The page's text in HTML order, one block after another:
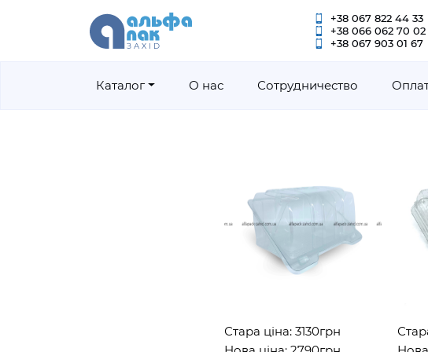
+38 067 822 44 33
+38 066 062 70 02
+38 067 903 01 67
Каталог О нас Сотрудничество
Стара ціна: 3130грн
Стара